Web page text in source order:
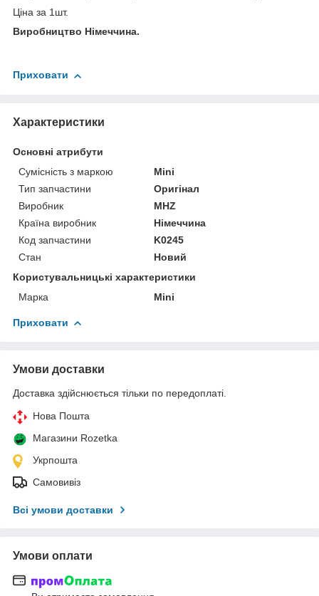
Ціна за 1шт.
Виробництво Німеччина.
Приховати
Характеристики
Основні атрибути
Сумісність з маркою
Mini
Тип запчастини
Оригінал
Виробник
MHZ
Країна виробник
Німеччина
Код запчастини
K0245
Стан
Новий
Користувальницькі характеристики
Марка
Mini
Приховати
Умови доставки
Доставка здійснюється тільки по передоплаті.
Нова Пошта
Магазини Rozetka
Укрпошта
Самовивіз
Всі умови доставки
Умови оплати